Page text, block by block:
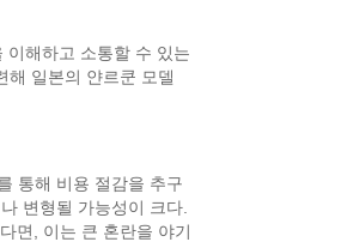
이해하고 소통할 수 있는
해 일본의 얀르쿤 모델
통해 비용 절감을 추구
변형될 가능성이 크다.
면, 이는 큰 혼란을 야기